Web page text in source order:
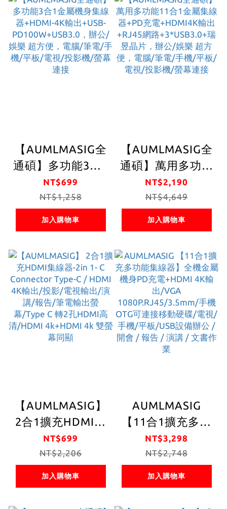
示 144HZ高刷新
體驗 流暢動感，高
速暢遊
像處理晶片+大廠
USB主控晶片+音
效處理晶片+PD充
電+3.5MM音訊+支
持MST功能 支持
【AUMLMASIG全
通碩】多功能3合1
金屬機身集線器
+HDMI-4K輸出
+USB-
PD100W+USB3.0，
便，電腦/筆電/手
機/平板/電視/投影
機/螢幕連接
NT$699
NT$1,258
加入購物車
【AUMLMASIG全
通碩】萬用多功能
11合1金屬集線器
+PD充電
+HDMI4K輸出
+RJ45網路
晶片，辦公/娛樂
超方便，電腦/筆
電/手機/平板/電
視/投影機/螢幕連
接
NT$2,190
NT$4,649
加入購物車
【AUMLMASIG】
2合1擴充HDMI集
線器-2in 1- C
Connector Type-
C / HDMI 4K輸出/
投影/電視輸出/演
NT$699
NT$2,206
加入購物車
AUMLMASIG
【11合1擴充多功
能集線器】全機金
屬機身PD充電
+HDMI 4K輸
出/VGA
NT$3,298
NT$2,748
加入購物車